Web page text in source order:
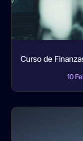
Curso de
10